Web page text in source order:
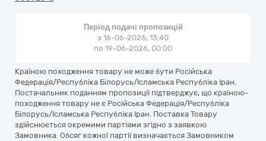
Період подачі пропозицій
з 16-06-2026, 13:40
по 19-06-2026, 00:00
Країною походження товару не може бути Російська
Федерація/Республіка Білорусь/Ісламська Республіка Іран.
Постачальник поданням пропозиції підтверджує, що країною-
походження товару не є Російська Федерація/Республіка
Білорусь/Ісламська Республіка Іран. Поставка Товару
здійснюється окремими партіями згідно з заявкою
Замовника. Обсяг кожної партії визначається Замовником